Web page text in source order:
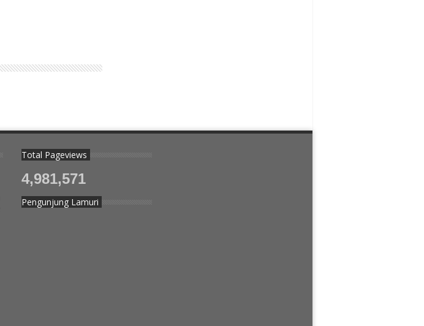
Total Pageviews
4,981,571
Pengunjung Lamuri